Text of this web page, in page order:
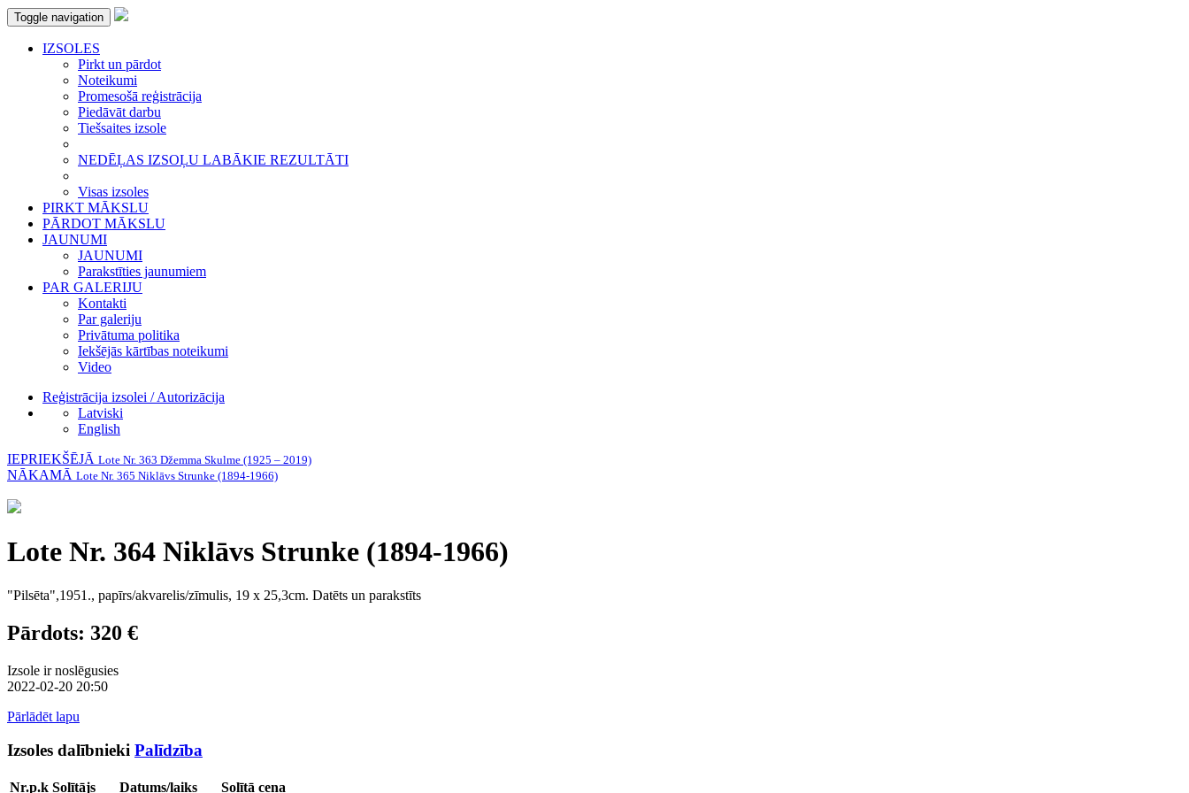
Toggle navigation
IZSOLES
Pirkt un pārdot
Noteikumi
Promesošā reģistrācija
Piedāvāt darbu
Tiešsaites izsole
NEDĒĻAS IZSOĻU LABĀKIE REZULTĀTI
Visas izsoles
PIRKT MĀKSLU
PĀRDOT MĀKSLU
JAUNUMI
JAUNUMI
Parakstīties jaunumiem
PAR GALERIJU
Kontakti
Par galeriju
Privātuma politika
Iekšējās kārtības noteikumi
Video
Reģistrācija izsolei / Autorizācija
Latviski
English
IEPRIEKŠĒJĀ Lote Nr. 363 Džemma Skulme (1925 – 2019)
NĀKAMĀ Lote Nr. 365 Niklāvs Strunke (1894-1966)
Lote Nr. 364 Niklāvs Strunke (1894-1966)
"Pilsēta",1951., papīrs/akvarelis/zīmulis, 19 x 25,3cm. Datēts un parakstīts
Pārdots: 320 €
Izsole ir noslēgusies
2022-02-20 20:50
Pārlādēt lapu
Izsoles dalībnieki Palīdzība
Nr.p.k Solītājs Datums/laiks Solītā cena